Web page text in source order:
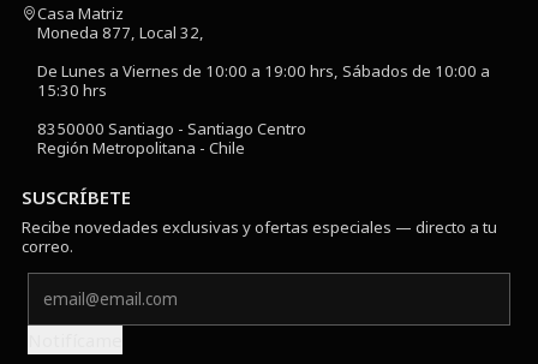
Casa Matriz
Moneda 877, Local 32,
De Lunes a Viernes de 10:00 a 19:00 hrs, Sábados de 10:00 a
15:30 hrs
8350000 Santiago - Santiago Centro
Región Metropolitana - Chile
SUSCRÍBETE
Recibe novedades exclusivas y ofertas especiales — directo a tu
correo.